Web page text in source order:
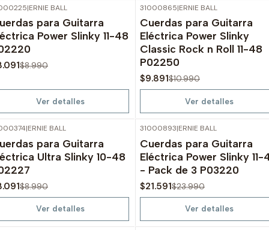
-10%OFF
Agotado
|ERNIE BALL
para Guitarra
Power Slinky 11-48
$8.990
Ver detalles
-10%OFF
Agotado
31000865|ERNIE BALL
Cuerdas para Guitarra
Eléctrica Power Slinky
Classic Rock n Roll 11-48
P02250
$9.891$10.990
Ver detalles
OFF
Agotado
|ERNIE BALL
para Guitarra
Ultra Slinky 10-48
$8.990
Ver detalles
OFF
Agotado
31000893|ERNIE BALL
Cuerdas para Guitarra
Eléctrica Power Slinky 11-
- Pack de 3 P03220
$21.591$23.990
Ver detalles